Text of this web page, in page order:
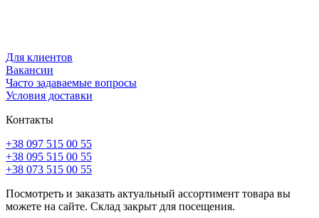
Для клиентов
Вакансии
Часто задаваемые вопросы
Условия доставки
Контакты
+38 097 515 00 55
+38 095 515 00 55
+38 073 515 00 55
Посмотреть и заказать актуальный ассортимент товара вы
можете на сайте. Склад закрыт для посещения.